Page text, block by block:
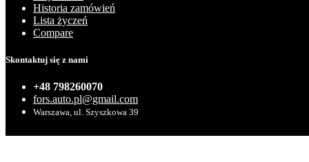
Historia zamówień
Lista życzeń
Compare
Skontaktuj się z nami
+48 798260070
fors.auto.pl@gmail.com
Warszawa, ul. Szyszkowa 39